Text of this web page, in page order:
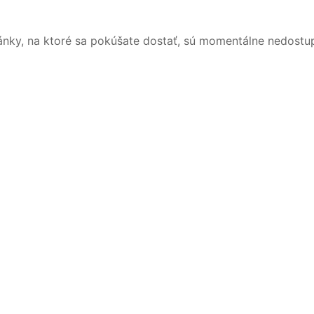
na ktoré sa pokúšate dostať, sú momentálne